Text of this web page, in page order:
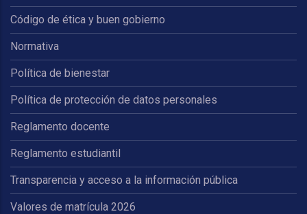
Código de ética y buen gobierno
Normativa
Política de bienestar
Política de protección de datos personales
Reglamento docente
Reglamento estudiantil
Transparencia y acceso a la información pública
Valores de matrícula 2026